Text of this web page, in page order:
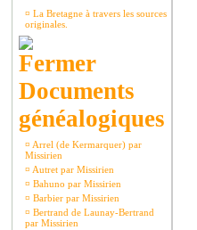
¤ La Bretagne à travers les sources
originales.
Documents
généalogiques
¤ Arrel (de Kermarquer) par
Missirien
¤ Autret par Missirien
¤ Bahuno par Missirien
¤ Barbier par Missirien
¤ Bertrand de Launay-Bertrand
par Missirien